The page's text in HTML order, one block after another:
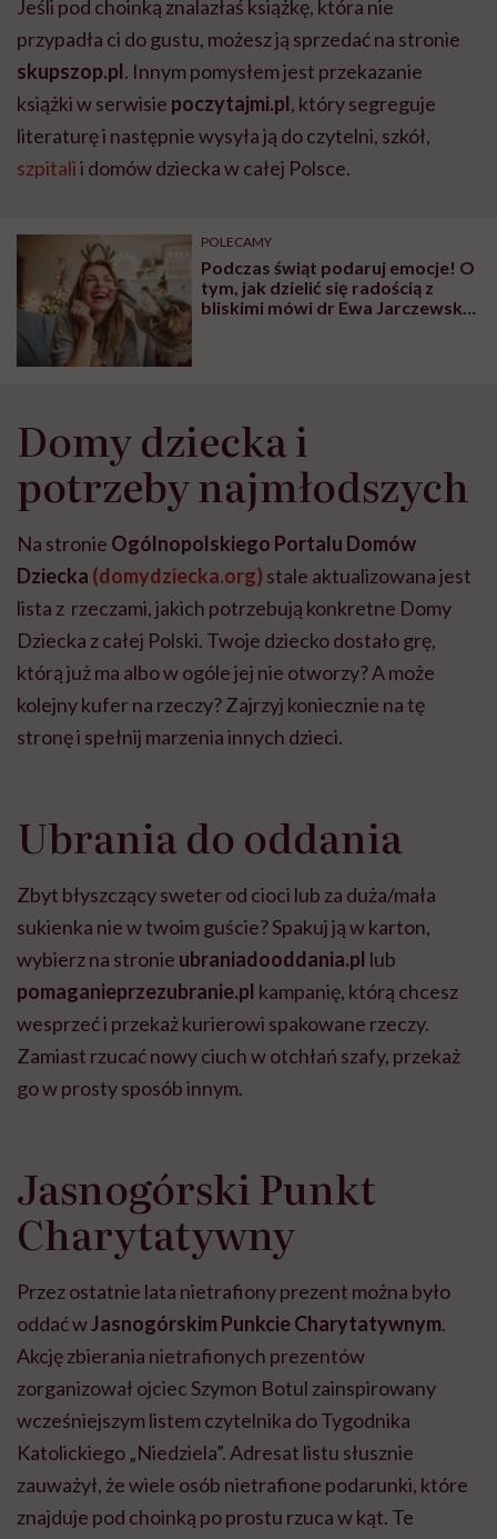
Jeśli pod choinką znalazłaś książkę, która nie
przypadła ci do gustu, możesz ją sprzedać na stronie
skupszop.pl. Innym pomysłem jest przekazanie
książki w serwisie poczytajmi.pl, który segreguje
literaturę i następnie wysyła ją do czytelni, szkół,
szpitalii domów dziecka w całej Polsce.
POLECAMY
Podczas świąt podaruj emocje! O
tym, jak dzielić się radością z
bliskimi mówi dr Ewa Jarczewska-
Domy dziecka i
potrzeby najmłodszych
Na stronie Ogólnopolskiego Portalu Domów
Dziecka (domydziecka.org) stale aktualizowana jest
lista z rzeczami, jakich potrzebują konkretne Domy
Dziecka z całej Polski. Twoje dziecko dostało grę,
którą już ma albo w ogóle jej nie otworzy? A może
kolejny kufer na rzeczy? Zajrzyj koniecznie na tę
stronę i spełnij marzenia innych dzieci.
Ubrania do oddania
Zbyt błyszczący sweter od cioci lub za duża/mała
sukienka nie w twoim guście? Spakuj ją w karton,
wybierz na stronie ubraniadooddania.pl lub
pomaganieprzezubranie.pl kampanię, którą chcesz
wesprzeć i przekaż kurierowi spakowane rzeczy.
Zamiast rzucać nowy ciuch w otchłań szafy, przekaż
go w prosty sposób innym.
Jasnogórski Punkt
Charytatywny
Przez ostatnie lata nietrafiony prezent można było
oddać wJasnogórskim Punkcie Charytatywnym.
Akcję zbierania nietrafionych prezentów
zorganizował ojciec Szymon Botul zainspirowany
wcześniejszym listem czytelnika do Tygodnika
Katolickiego „Niedziela”. Adresat listu słusznie
zauważył, że wiele osób nietrafione podarunki, które
znajduje pod choinką po prostu rzuca w kąt. Te